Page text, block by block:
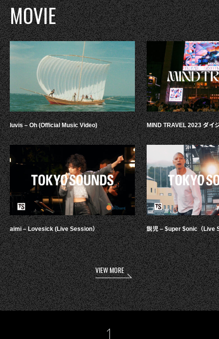
MOVIE
luvis – Oh (Official Music Video)
aimi – Lovesick (Live Session）
MIND TRAVEL 2023 ダイ
鋭児 – $uper $onic（Live
VIEW MORE